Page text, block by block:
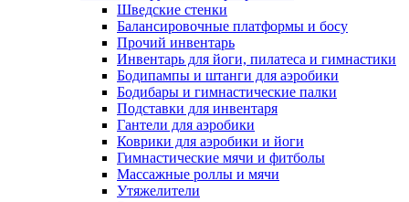
Шведские стенки
Балансировочные платформы и босу
Прочий инвентарь
Инвентарь для йоги, пилатеса и гимнастики
Бодипампы и штанги для аэробики
Бодибары и гимнастические палки
Подставки для инвентаря
Гантели для аэробики
Коврики для аэробики и йоги
Гимнастические мячи и фитболы
Массажные роллы и мячи
Утяжелители